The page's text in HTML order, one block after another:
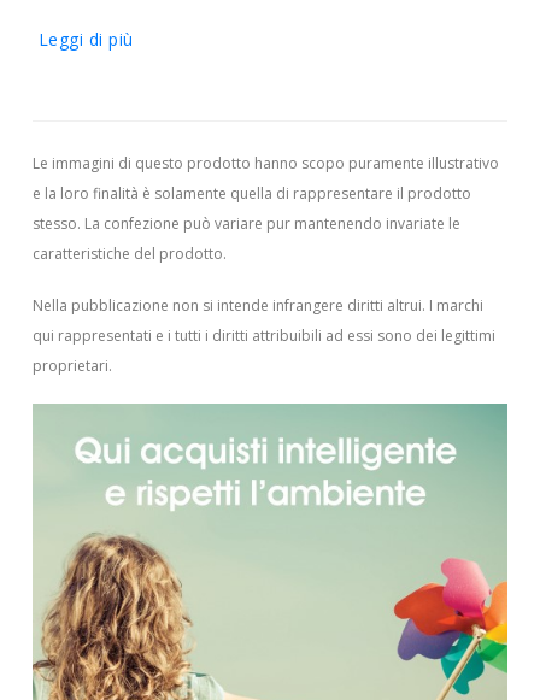
Leggi di più
Le immagini di questo prodotto hanno scopo puramente illustrativo
e la loro finalità è solamente quella di rappresentare il prodotto
stesso. La confezione può variare pur mantenendo invariate le
caratteristiche del prodotto.
Nella pubblicazione non si intende infrangere diritti altrui. I marchi
qui rappresentati e i tutti i diritti attribuibili ad essi sono dei legittimi
proprietari.